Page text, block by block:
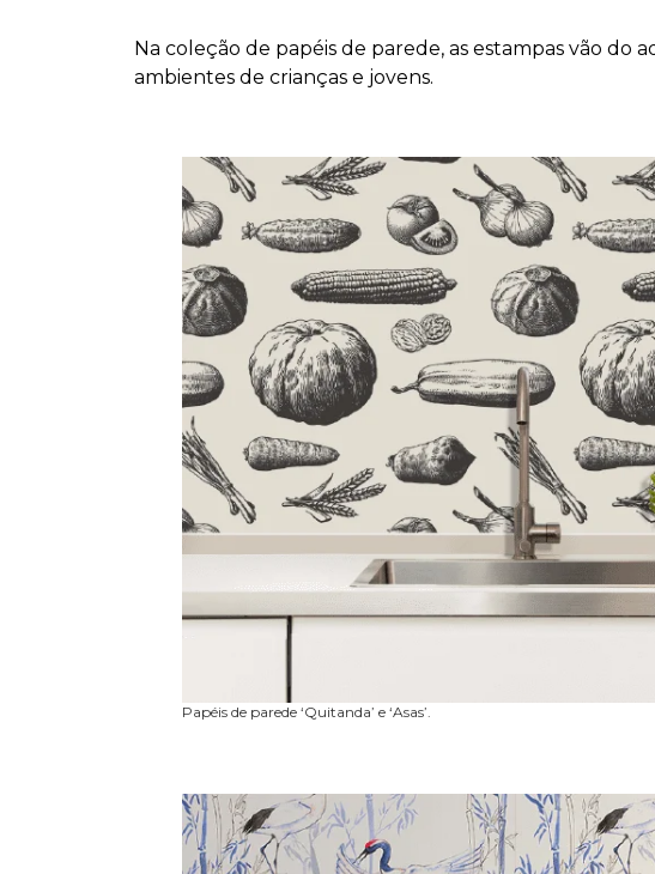
Na coleção de papéis de parede, as estampas vão do
ambientes de crianças e jovens.
Papéis de parede ‘Quitanda’ e ‘Asas’.